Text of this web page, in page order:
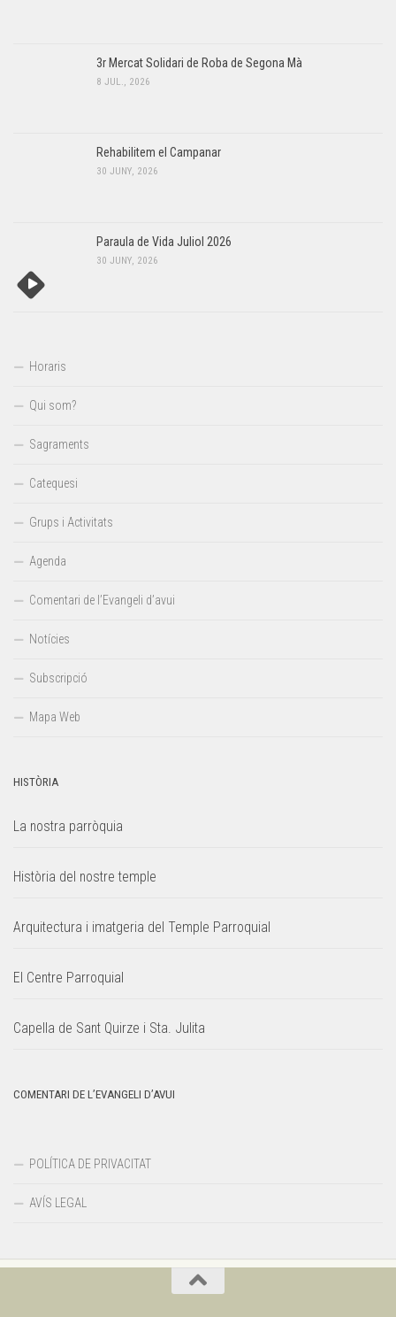
3r Mercat Solidari de Roba de Segona Mà
8 JUL., 2026
Rehabilitem el Campanar
30 JUNY, 2026
Paraula de Vida Juliol 2026
30 JUNY, 2026
Horaris
Qui som?
Sagraments
Catequesi
Grups i Activitats
Agenda
Comentari de l’Evangeli d’avui
Notícies
Subscripció
Mapa Web
HISTÒRIA
La nostra parròquia
Història del nostre temple
Arquitectura i imatgeria del Temple Parroquial
El Centre Parroquial
Capella de Sant Quirze i Sta. Julita
COMENTARI DE L’EVANGELI D’AVUI
POLÍTICA DE PRIVACITAT
AVÍS LEGAL